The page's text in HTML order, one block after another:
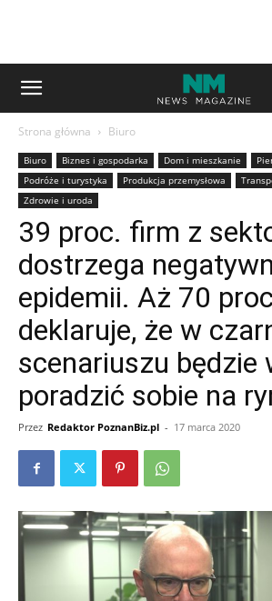
Strona główna Biuro
Biuro Biznes i gospodarka Dom i mieszkanie
Podróże i turystyka
Produkcja przemysłowa
Zdrowie i uroda
39 proc. firm z
dostrzega
epidemii. Aż 70
deklaruje, że w
scenariuszu będzie
poradzić sobie na
Przez Redaktor PoznanBiz.pl - 17 marca 2020